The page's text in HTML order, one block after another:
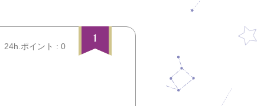
1
24h.ポイント : 0